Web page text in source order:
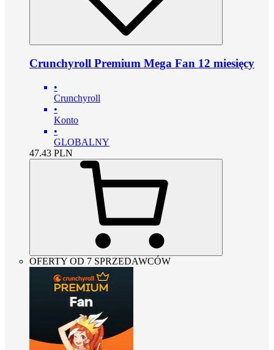
Crunchyroll Premium Mega Fan 12 miesięcy
•
Crunchyroll
•
Konto
•
GLOBALNY
47.43 PLN
OFERTY OD 7 SPRZEDAWCÓW